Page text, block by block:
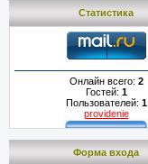
Статистика
Онлайн всего: 2
Гостей: 1
Пользователей: 1
providenie
Форма входа